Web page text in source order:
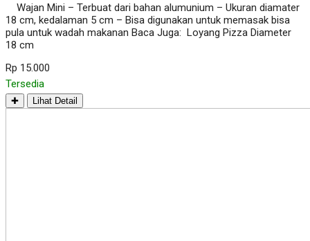
Wajan Mini – Terbuat dari bahan alumunium – Ukuran diamater
18 cm, kedalaman 5 cm – Bisa digunakan untuk memasak bisa
pula untuk wadah makanan Baca Juga: Loyang Pizza Diameter
18 cm
Rp 15.000
Tersedia
✚ Lihat Detail